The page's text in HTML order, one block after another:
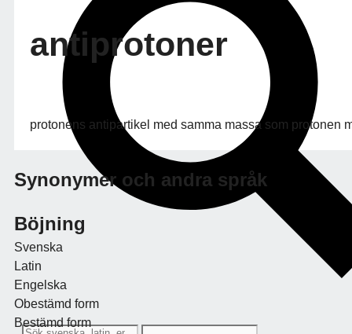
antiprotoner
protonens antipartikel med samma massa som protonen
Synonymer och andra språk
Böjning
Svenska
Latin
Engelska
Obestämd form
Bestämd form